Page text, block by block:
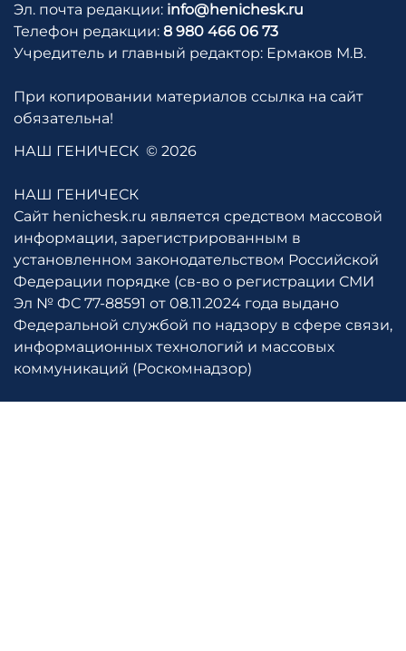
Эл. почта редакции: info@henichesk.ru
Телефон редакции: 8 980 466 06 73
Учредитель и главный редактор: Ермаков М.В.
При копировании материалов ссылка на сайт
обязательна!
НАШ ГЕНИЧЕСК © 2026
НАШ ГЕНИЧЕСК
Сайт henichesk.ru является средством массовой
информации, зарегистрированным в
установленном законодательством Российской
Федерации порядке (св-во о регистрации СМИ
Эл № ФС 77-88591 от 08.11.2024 года выдано
Федеральной службой по надзору в сфере связи,
информационных технологий и массовых
коммуникаций (Роскомнадзор)